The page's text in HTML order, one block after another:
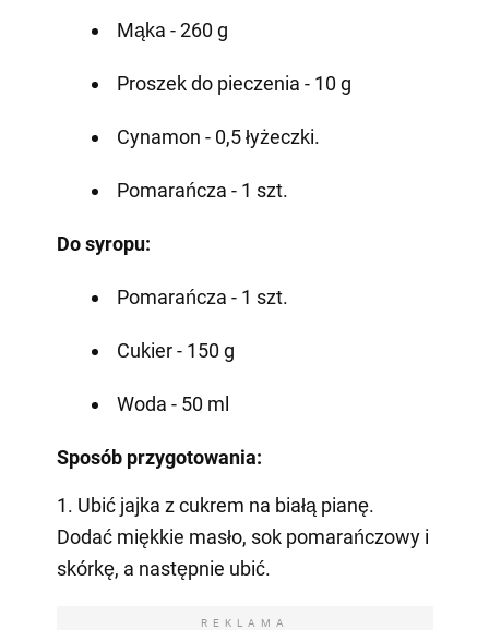
Mąka - 260 g
Proszek do pieczenia - 10 g
Cynamon - 0,5 łyżeczki.
Pomarańcza - 1 szt.
Do syropu:
Pomarańcza - 1 szt.
Cukier - 150 g
Woda - 50 ml
Sposób przygotowania:
1. Ubić jajka z cukrem na białą pianę.
Dodać miękkie masło, sok pomarańczowy i
skórkę, a następnie ubić.
REKLAMA